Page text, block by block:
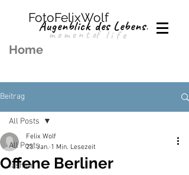
Augenblick des Lebens.
Home
FotoFelixWolf
moment
of life
Beitrag
All Posts
fashion
All Posts
Offene Berliner
Felix Wolf
23. Jan. 1 Min. Lesezeit